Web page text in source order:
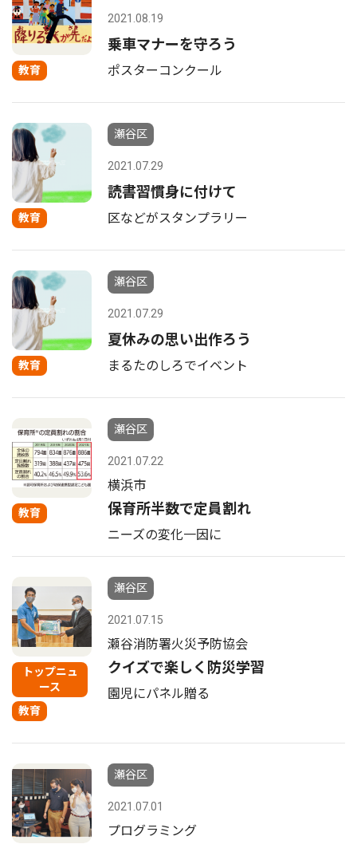
教育
2021.08.19
乗車マナーを守ろう
ポスターコンクール
教育
瀬谷区
2021.07.29
読書習慣身に付けて
区などがスタンプラリー
教育
瀬谷区
2021.07.29
夏休みの思い出作ろう
まるたのしろでイベント
教育
瀬谷区
2021.07.22
横浜市
保育所半数で定員割れ
ニーズの変化一因に
トップニュ
ース
教育
瀬谷区
2021.07.15
瀬谷消防署火災予防協会
クイズで楽しく防災学習
園児にパネル贈る
瀬谷区
2021.07.01
プログラミング